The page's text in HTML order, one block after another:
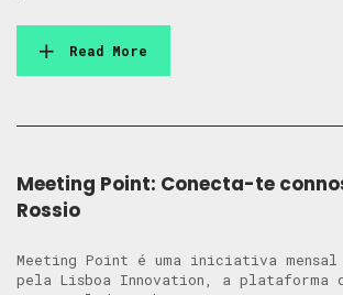
Read More
Meeting Point: Conecta-te
Rossio
Meeting Point é uma iniciativa mensal
pela Lisboa Innovation, a plataforma